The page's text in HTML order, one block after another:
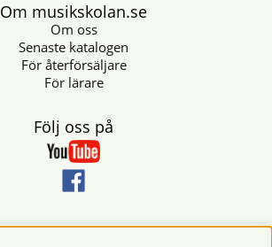
Om musikskolan.se
Om oss
Senaste katalogen
För återförsäljare
För lärare
Följ oss på
Nyhetsbrev